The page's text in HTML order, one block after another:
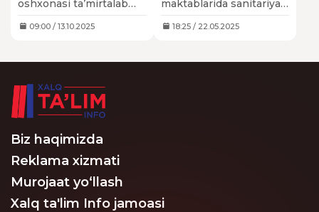
Абдурахман Акбаров
Касални иситмаси ошкор қилди.
1 Javob
oshxonasi ta’mirtalab
ta’minotida uzilishlar
darajada jihozlanmagani
09:00 / 13.10.2025
– Sanepidqo‘mita
maktablarida sanitariya
yo‘l qo‘yilgan mas’ul
ma’muriy choralar, ya’ni
18:25 / 22.05.2025
Biz haqimizda
Reklama xizmati
Murojaat yo‘llash
Xalq ta'lim Info jamoasi